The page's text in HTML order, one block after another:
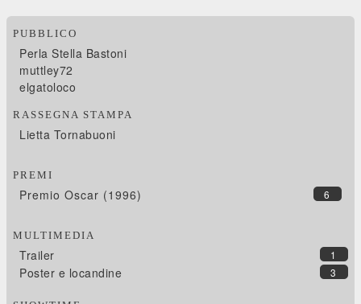
PUBBLICO
Perla Stella Bastoni
muttley72
elgatoloco
RASSEGNA STAMPA
Lietta Tornabuoni
PREMI
6
Premio Oscar (1996)
MULTIMEDIA
1
Trailer
3
Poster e locandine